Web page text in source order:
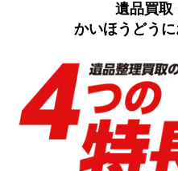
遺品買取
かいほうどう